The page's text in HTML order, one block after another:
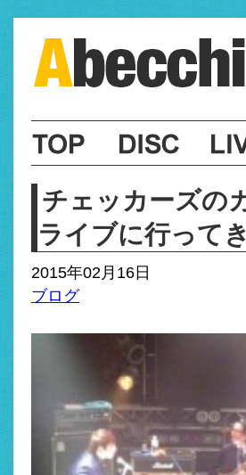
チェッカーズの
ライブに行って
2015年02月16日
ブログ